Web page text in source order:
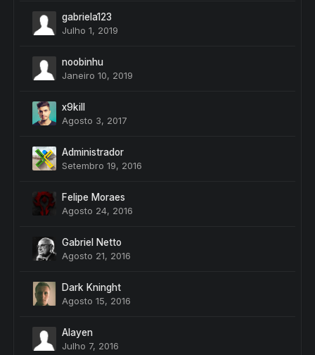
gabriela123
Julho 1, 2019
noobinhu
Janeiro 10, 2019
x9kill
Agosto 3, 2017
Administrador
Setembro 19, 2016
Felipe Moraes
Agosto 24, 2016
Gabriel Netto
Agosto 21, 2016
Dark Kninght
Agosto 15, 2016
Alayen
Julho 7, 2016